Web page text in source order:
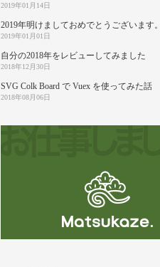
2019年01月14日
2019年明けましておめでとうございます。
2019年01月01日
自分の2018年をレビューしてみました
2018年12月30日
SVG Colk Board で Vuex を使ってみた話
2018年08月06日